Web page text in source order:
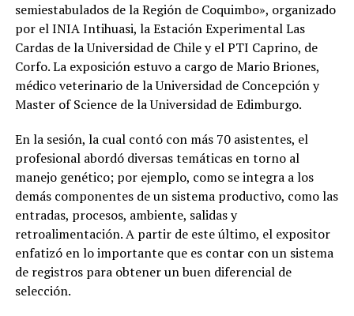
semiestabulados de la Región de Coquimbo», organizado
por el INIA Intihuasi, la Estación Experimental Las
Cardas de la Universidad de Chile y el PTI Caprino, de
Corfo. La exposición estuvo a cargo de Mario Briones,
médico veterinario de la Universidad de Concepción y
Master of Science de la Universidad de Edimburgo.
En la sesión, la cual contó con más 70 asistentes, el
profesional abordó diversas temáticas en torno al
manejo genético; por ejemplo, como se integra a los
demás componentes de un sistema productivo, como las
entradas, procesos, ambiente, salidas y
retroalimentación. A partir de este último, el expositor
enfatizó en lo importante que es contar con un sistema
de registros para obtener un buen diferencial de
selección.